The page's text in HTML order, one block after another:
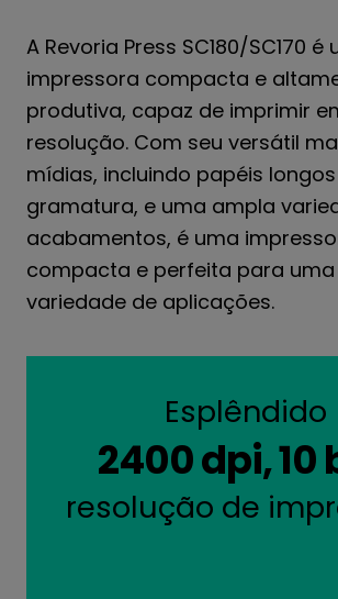
A Revoria Press SC180/SC170 é
impressora compacta e
produtiva, capaz de imprimir
resolução. Com seu versátil
mídias, incluindo papéis
gramatura, e uma ampla
acabamentos, é uma
compacta e perfeita para
variedade de aplicações.
Esplêndido
2400 dpi, 10
resolução de